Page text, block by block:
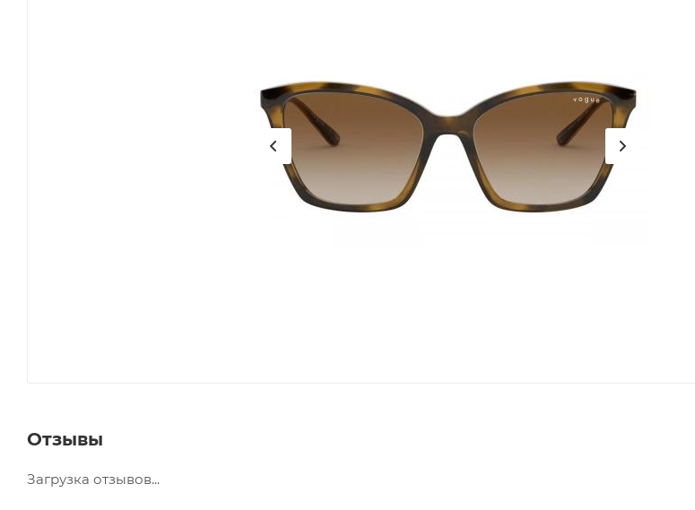
Отзывы
Загрузка отзывов...